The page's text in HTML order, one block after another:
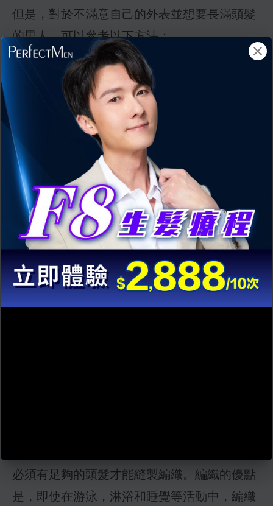
但是，對於不滿意自己的外表並想要長滿頭髮
的男人，可以參考以下方法：
解決男士脫髮方法 1. 髮型設計
受男士脫髮困擾的男性有時可以通過正確的髮
型或髮型來掩飾脫髮。詢問髮型師的創意剪
髮，使稀疏的頭髮看起來更飽滿。
解決男士脫髮方法 2. 假髮
假髮可以遮蓋稀疏的頭髮，減少髮際線和完全
脫髮。它們具有多種樣式，顏色和紋理。為了
獲得自然的外觀，請選擇看起來與原始頭髮相
必須有足夠的頭髮才能縫製編織。編織的優點
是，即使在游泳，淋浴和睡覺等活動中，編織